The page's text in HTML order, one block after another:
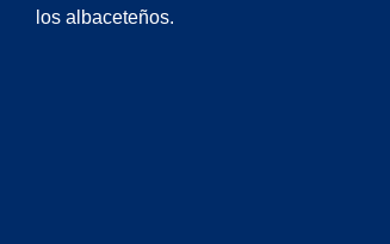
los albaceteños.